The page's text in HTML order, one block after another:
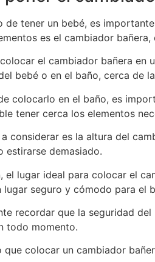
de tener un bebé, es
es el cambiador
el cambiador bañera en
bebé o en el baño, cerca de
colocarlo en el baño, es
tener cerca los elementos
considerar es la altura del
estirarse demasiado.
el lugar ideal para colocar el
lugar seguro y cómodo para el
recordar que la seguridad
todo momento.
que colocar un cambiador